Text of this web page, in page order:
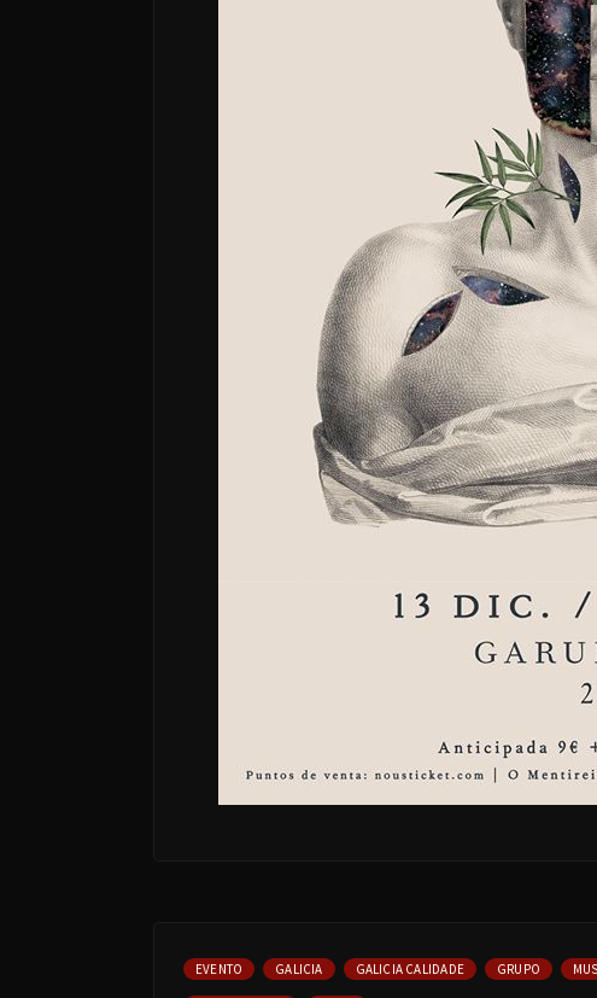
EVENTO GALICIA GALICIA CALIDADE GRUPO